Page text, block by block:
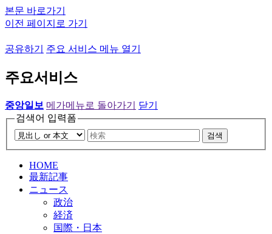
본문 바로가기
이전 페이지로 가기
공유하기 주요 서비스 메뉴 열기
주요서비스
중앙일보 메가메뉴로 돌아가기
닫기
검색어 입력폼
검색
HOME
最新記事
ニュース
政治
経済
国際・日本